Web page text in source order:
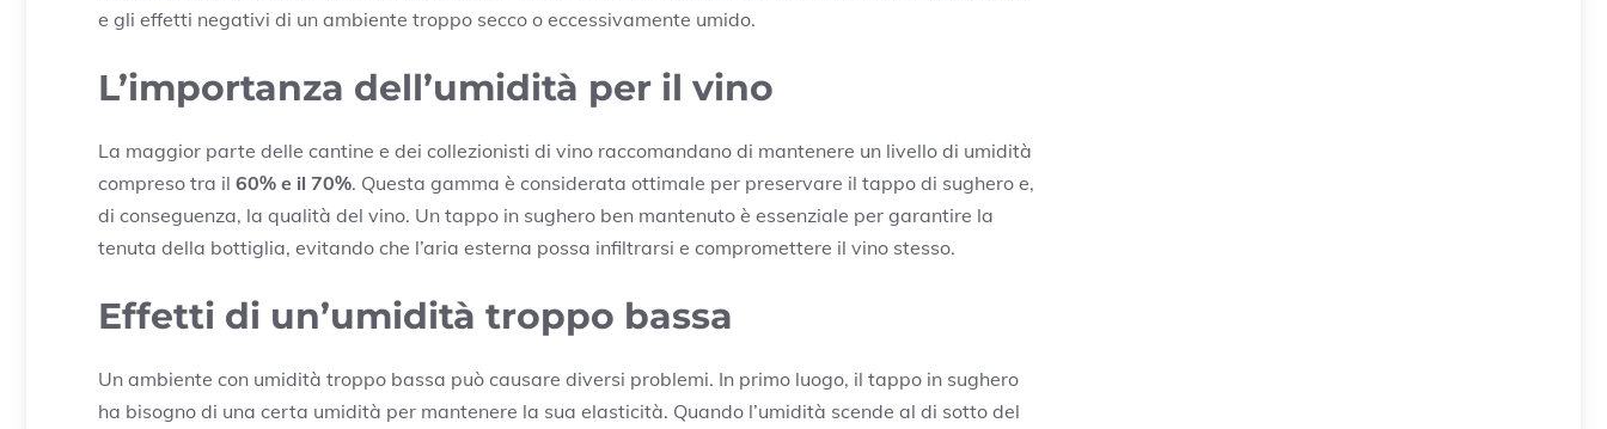
e gli effetti negativi di un ambiente troppo secco o eccessivamente umido.
L’importanza dell’umidità per il vino
La maggior parte delle cantine e dei collezionisti di vino raccomandano di mantenere un livello di umidità
compreso tra il 60% e il 70%. Questa gamma è considerata ottimale per preservare il tappo di sughero e,
di conseguenza, la qualità del vino. Un tappo in sughero ben mantenuto è essenziale per garantire la
tenuta della bottiglia, evitando che l’aria esterna possa infiltrarsi e compromettere il vino stesso.
Effetti di un’umidità troppo bassa
Un ambiente con umidità troppo bassa può causare diversi problemi. In primo luogo, il tappo in sughero
ha bisogno di una certa umidità per mantenere la sua elasticità. Quando l’umidità scende al di sotto del